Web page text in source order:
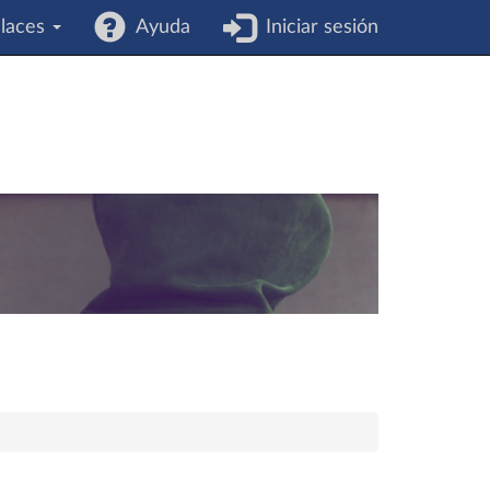
Ayuda Iniciar sesión